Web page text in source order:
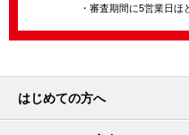
・審査期間に5営業日ほ
はじめての方へ